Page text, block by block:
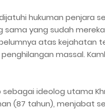
hukuman penjara
sama yang sudah
atas kejahatan
massal.
ideolog utama
(87 tahun), menjabat